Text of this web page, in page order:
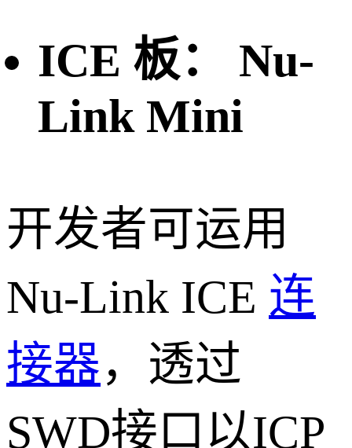
ICE 板： Nu-
Link Mini
开发者可运用
Nu-Link ICE 连
接器，透过
SWD接口以ICP